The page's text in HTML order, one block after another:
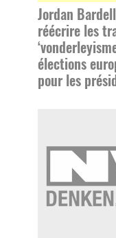
Jordan
réécrire les
élections
pour les